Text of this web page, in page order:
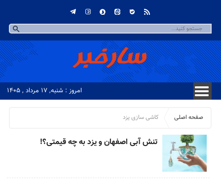
امروز : شنبه, ۱۷ مرداد , ۱۴۰۵
صفحه اصلی کاشی سازی یزد
تنش آبی اصفهان و یزد به چه قیمتی؟!